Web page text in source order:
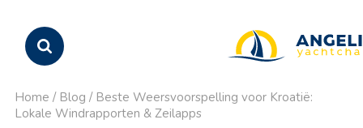
Home / Blog / Beste Weersvoorspelling voor Kroatië:
Lokale Windrapporten & Zeilapps